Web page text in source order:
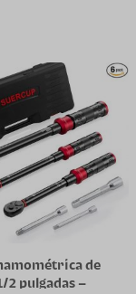
de
2 pulgadas –